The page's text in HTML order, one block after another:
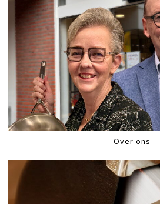
Over ons